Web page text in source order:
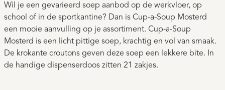
Wil je een gevarieerd soep aanbod op de werkvloer, op
school of in de sportkantine? Dan is Cup-a-Soup Mosterd
een mooie aanvulling op je assortiment. Cup-a-Soup
Mosterd is een licht pittige soep, krachtig en vol van smaak.
De krokante croutons geven deze soep een lekkere bite. In
de handige dispenserdoos zitten 21 zakjes.